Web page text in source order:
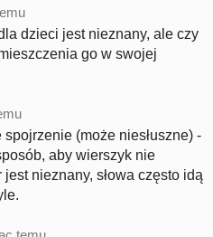
dzieci jest nieznany, ale czy
go w swojej
(może niesłuszne) -
aby wierszyk nie
jest nieznany, słowa często idą